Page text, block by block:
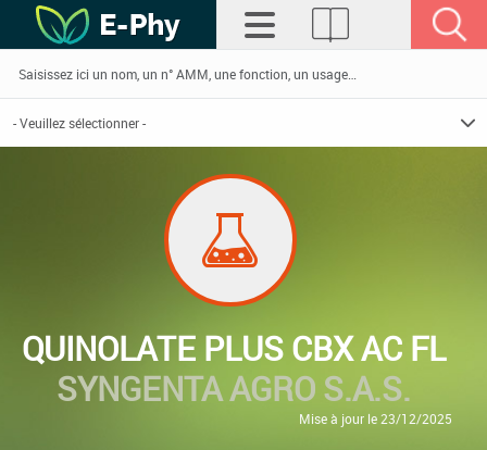
QUINOLATE PLUS CBX AC FL
SYNGENTA AGRO S.A.S.
Mise à jour le 23/12/2025